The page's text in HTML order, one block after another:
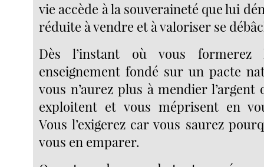
vie accède à la souveraineté que lui
réduite à vendre et à valoriser se
Dès l’instant où vous
enseignement fondé sur un pacte
vous n’aurez plus à mendier l’argent
exploitent et vous méprisent en
Vous l’exigerez car vous saurez
vous en emparer.